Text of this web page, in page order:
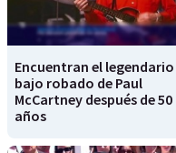
Encuentran el legendario
bajo robado de Paul
McCartney después de 50
años